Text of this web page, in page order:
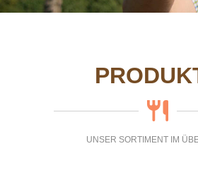
UNSER SORTIMENT IM